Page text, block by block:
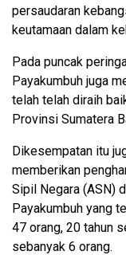
persaudaran
keutamaan dalam
Pada puncak
Payakumbuh juga
telah telah diraih
Provinsi Sumatera
Dikesempatan itu
memberikan
Sipil Negara (ASN)
Payakumbuh yang
47 orang, 20 tahun
sebanyak 6 orang.